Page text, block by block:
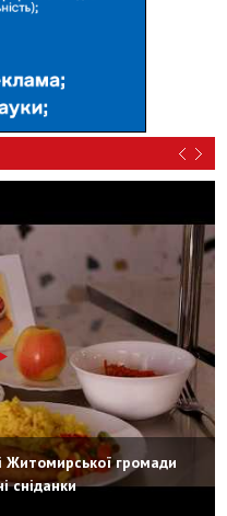
Житомирської громади
сніданки